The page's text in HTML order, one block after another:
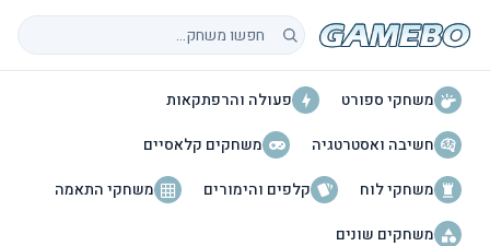
חיפוש משחקים
משחקי ספורט
פעולה והרפתקאות
חשיבה ואסטרטגיה
משחקים קלאסיים
משחקי לוח
קלפים והימורים
משחקי התאמה
משחקים שונים